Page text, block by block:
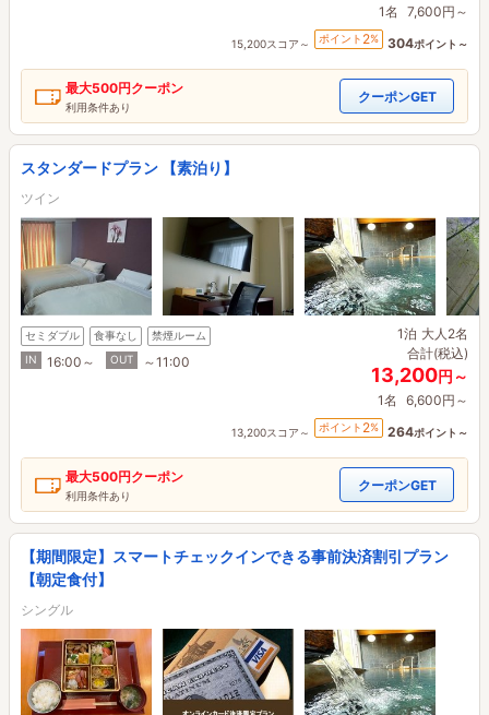
1名 7,600円～
15,200スコア～ ポイント 2% 304ポイント～
最大500円クーポン
利用条件あり
クーポンGET
スタンダードプラン 【素泊り】
ツイン
セミダブル 食事なし
禁煙ルーム
IN
16:00～ OUT ～11:00
1泊 大人2名
合計(税込)
13,200円～
1名 6,600円～
13,200スコア～ ポイント 2% 264ポイント～
最大500円クーポン
利用条件あり
クーポンGET
【期間限定】スマートチェックインできる事前決済割引プラン
【朝定食付】
シングル